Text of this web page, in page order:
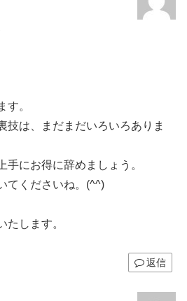
す。
技は、まだまだいろいろありま
手にお得に辞めましょう。
てくださいね。(^^)
たします。
返信